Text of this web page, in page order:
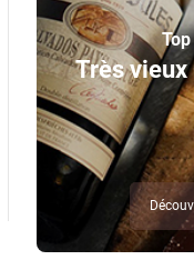
Très vieux